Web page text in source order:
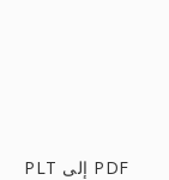
PLT إلى PDF